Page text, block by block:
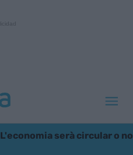
L'economia serà circular o no